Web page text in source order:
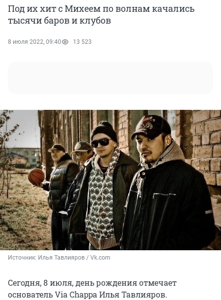
Под их хит с Михеем по волнам качались
тысячи баров и клубов
8 июля 2022, 09:40 13 523
Источник: Илья Тавлияров / Vk.com
Сегодня, 8 июля, день рождения отмечает
основатель Via Chappa Илья Тавлияров.